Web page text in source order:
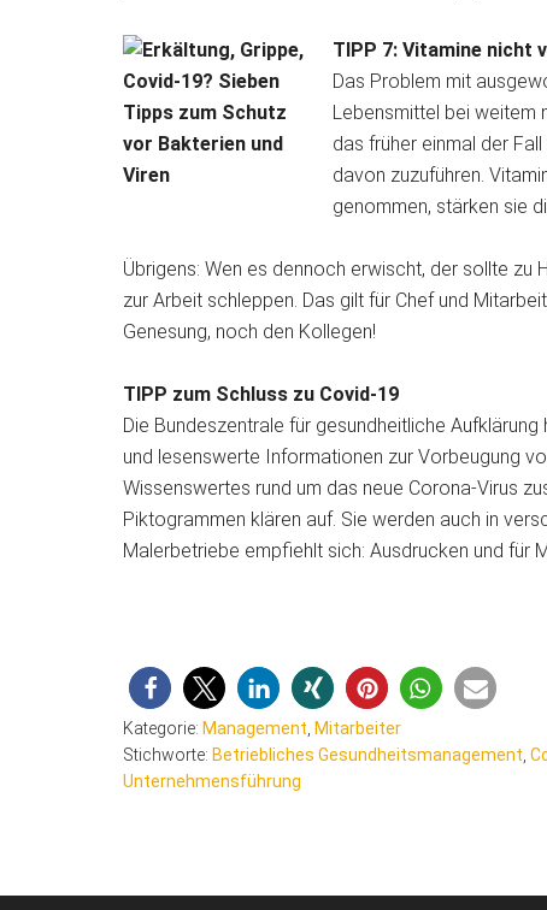
TIPP 7: Vitamine nicht
Das Problem mit
Lebensmittel bei weitem
das früher einmal der
davon zuzuführen.
genommen, stärken sie
Übrigens: Wen es dennoch erwischt, der sollte zu
zur Arbeit schleppen. Das gilt für Chef und
Genesung, noch den Kollegen!
TIPP zum Schluss zu Covid-19
Die Bundeszentrale für gesundheitliche
und lesenswerte Informationen zur Vorbeugung
Wissenswertes rund um das neue Corona-Virus
Piktogrammen klären auf. Sie werden auch in
Malerbetriebe empfiehlt sich: Ausdrucken und für
Kategorie: Management Mitarbeiter
Stichworte: Betriebliches Gesundheitsmanagement
Unternehmensführung